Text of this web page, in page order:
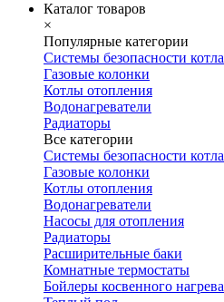
Каталог товаров
×
Популярные категории
Системы безопасности котла
Газовые колонки
Котлы отопления
Водонагреватели
Радиаторы
Все категории
Системы безопасности котла
Газовые колонки
Котлы отопления
Водонагреватели
Насосы для отопления
Радиаторы
Расширительные баки
Комнатные термостаты
Бойлеры косвенного нагрева